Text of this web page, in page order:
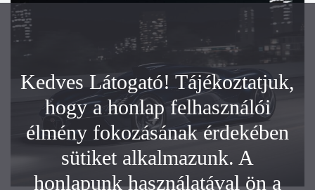
Kedves Látogató! Tájékoztatjuk,
hogy a honlap felhasználói
élmény fokozásának érdekében
sütiket alkalmazunk. A
honlapunk használatával ön a